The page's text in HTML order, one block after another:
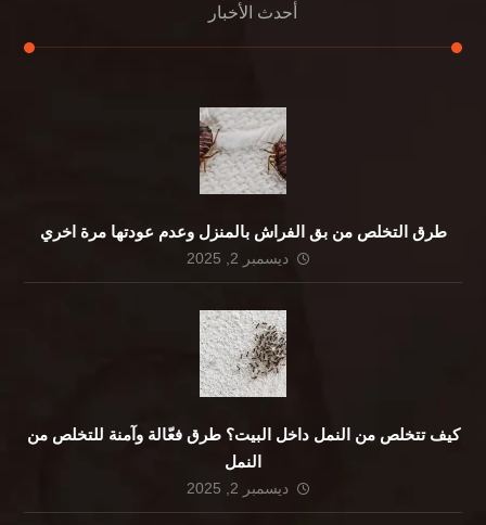
أحدث الأخبار
طرق التخلص من بق الفراش بالمنزل وعدم عودتها مرة اخري
ديسمبر 2, 2025
كيف تتخلص من النمل داخل البيت؟ طرق فعّالة وآمنة للتخلص من
النمل
ديسمبر 2, 2025